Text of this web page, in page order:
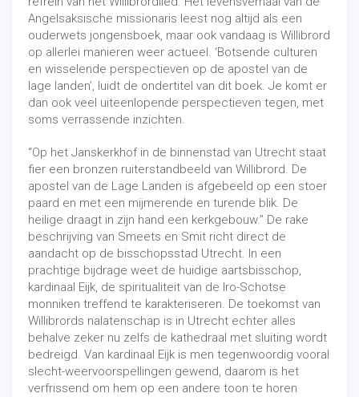
Angelsaksische missionaris leest nog altijd als een
ouderwets jongensboek, maar ook vandaag is Willibrord
op allerlei manieren weer actueel. ‘Botsende culturen
en wisselende perspectieven op de apostel van de
lage landen’, luidt de ondertitel van dit boek. Je komt er
dan ook veel uiteenlopende perspectieven tegen, met
soms verrassende inzichten.
“Op het Janskerkhof in de binnenstad van Utrecht staat
fier een bronzen ruiterstandbeeld van Willibrord. De
apostel van de Lage Landen is afgebeeld op een stoer
paard en met een mijmerende en turende blik. De
heilige draagt in zijn hand een kerkgebouw.” De rake
beschrijving van Smeets en Smit richt direct de
aandacht op de bisschopsstad Utrecht. In een
prachtige bijdrage weet de huidige aartsbisschop,
kardinaal Eijk, de spiritualiteit van de Iro-Schotse
monniken treffend te karakteriseren. De toekomst van
Willibrords nalatenschap is in Utrecht echter alles
behalve zeker nu zelfs de kathedraal met sluiting wordt
bedreigd. Van kardinaal Eijk is men tegenwoordig vooral
slecht-weervoorspellingen gewend, daarom is het
verfrissend om hem op een andere toon te horen